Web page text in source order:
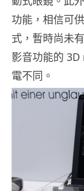
功能，相信可
式，暫時尚未
影音功能的
電不同。